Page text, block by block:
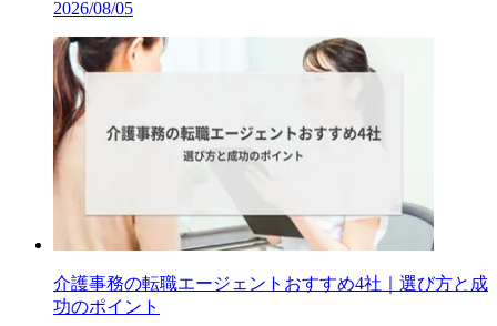
2026/08/05
介護事務の転職エージェントおすすめ4社｜選び方と成
功のポイント